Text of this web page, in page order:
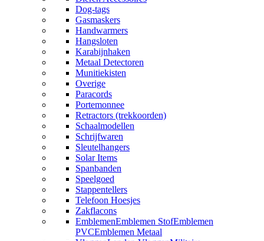
Dog-tags
Gasmaskers
Handwarmers
Hangsloten
Karabijnhaken
Metaal Detectoren
Munitiekisten
Overige
Paracords
Portemonnee
Retractors (trekkoorden)
Schaalmodellen
Schrijfwaren
Sleutelhangers
Solar Items
Spanbanden
Speelgoed
Stappentellers
Telefoon Hoesjes
Zakflacons
EmblemenEmblemen StofEmblemen
PVCEmblemen Metaal